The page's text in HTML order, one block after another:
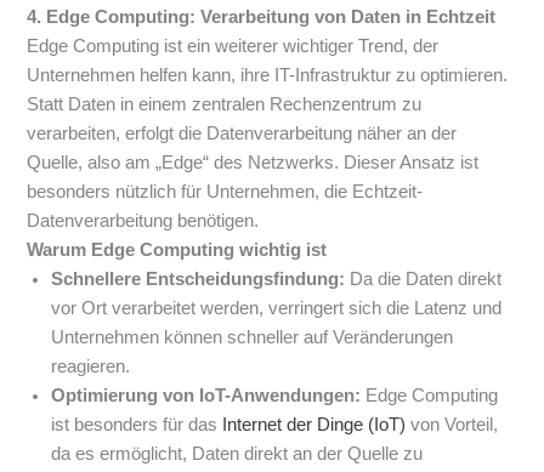
4. Edge Computing: Verarbeitung von Daten in Echtzeit
Edge Computing ist ein weiterer wichtiger Trend, der
Unternehmen helfen kann, ihre IT-Infrastruktur zu optimieren.
Statt Daten in einem zentralen Rechenzentrum zu
verarbeiten, erfolgt die Datenverarbeitung näher an der
Quelle, also am „Edge“ des Netzwerks. Dieser Ansatz ist
besonders nützlich für Unternehmen, die Echtzeit-
Datenverarbeitung benötigen.
Warum Edge Computing wichtig ist
Schnellere Entscheidungsfindung: Da die Daten direkt
vor Ort verarbeitet werden, verringert sich die Latenz und
Unternehmen können schneller auf Veränderungen
reagieren.
Optimierung von IoT-Anwendungen: Edge Computing
ist besonders für das
Internet der Dinge (IoT) von Vorteil,
da es ermöglicht, Daten direkt an der Quelle zu